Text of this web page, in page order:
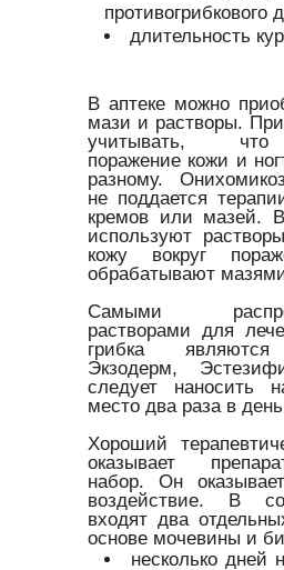
противогрибкового
длительность
В аптеке можно
мази и растворы.
учитывать, что
поражение кожи и
разному.
не поддается
кремов или мазей.
используют
кожу вокруг
обрабатывают
Самыми
растворами для
грибка являются
Экзодерм,
следует наносить
место два раза в
Хороший
оказывает
набор. Он
воздействие. В
входят два
основе мочевины и
несколько дней